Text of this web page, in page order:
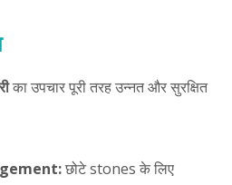
का उपचार पूरी तरह उन्नत और सुरक्षित
छोटे stones के लिए